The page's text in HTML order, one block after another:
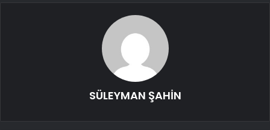
SÜLEYMAN ŞAHİN